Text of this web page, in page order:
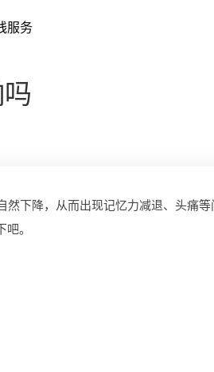
服务
下降，从而出现记忆力减退、头痛等
吧。